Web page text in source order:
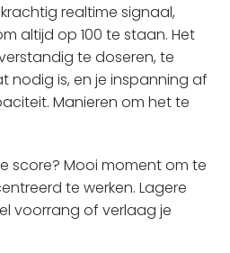
realtime signaal,
altijd op 100 te staan. Het
te doseren, te
nodig is, en je inspanning af
Manieren om het te
score? Mooi moment om te
te werken. Lagere
voorrang of verlaag je